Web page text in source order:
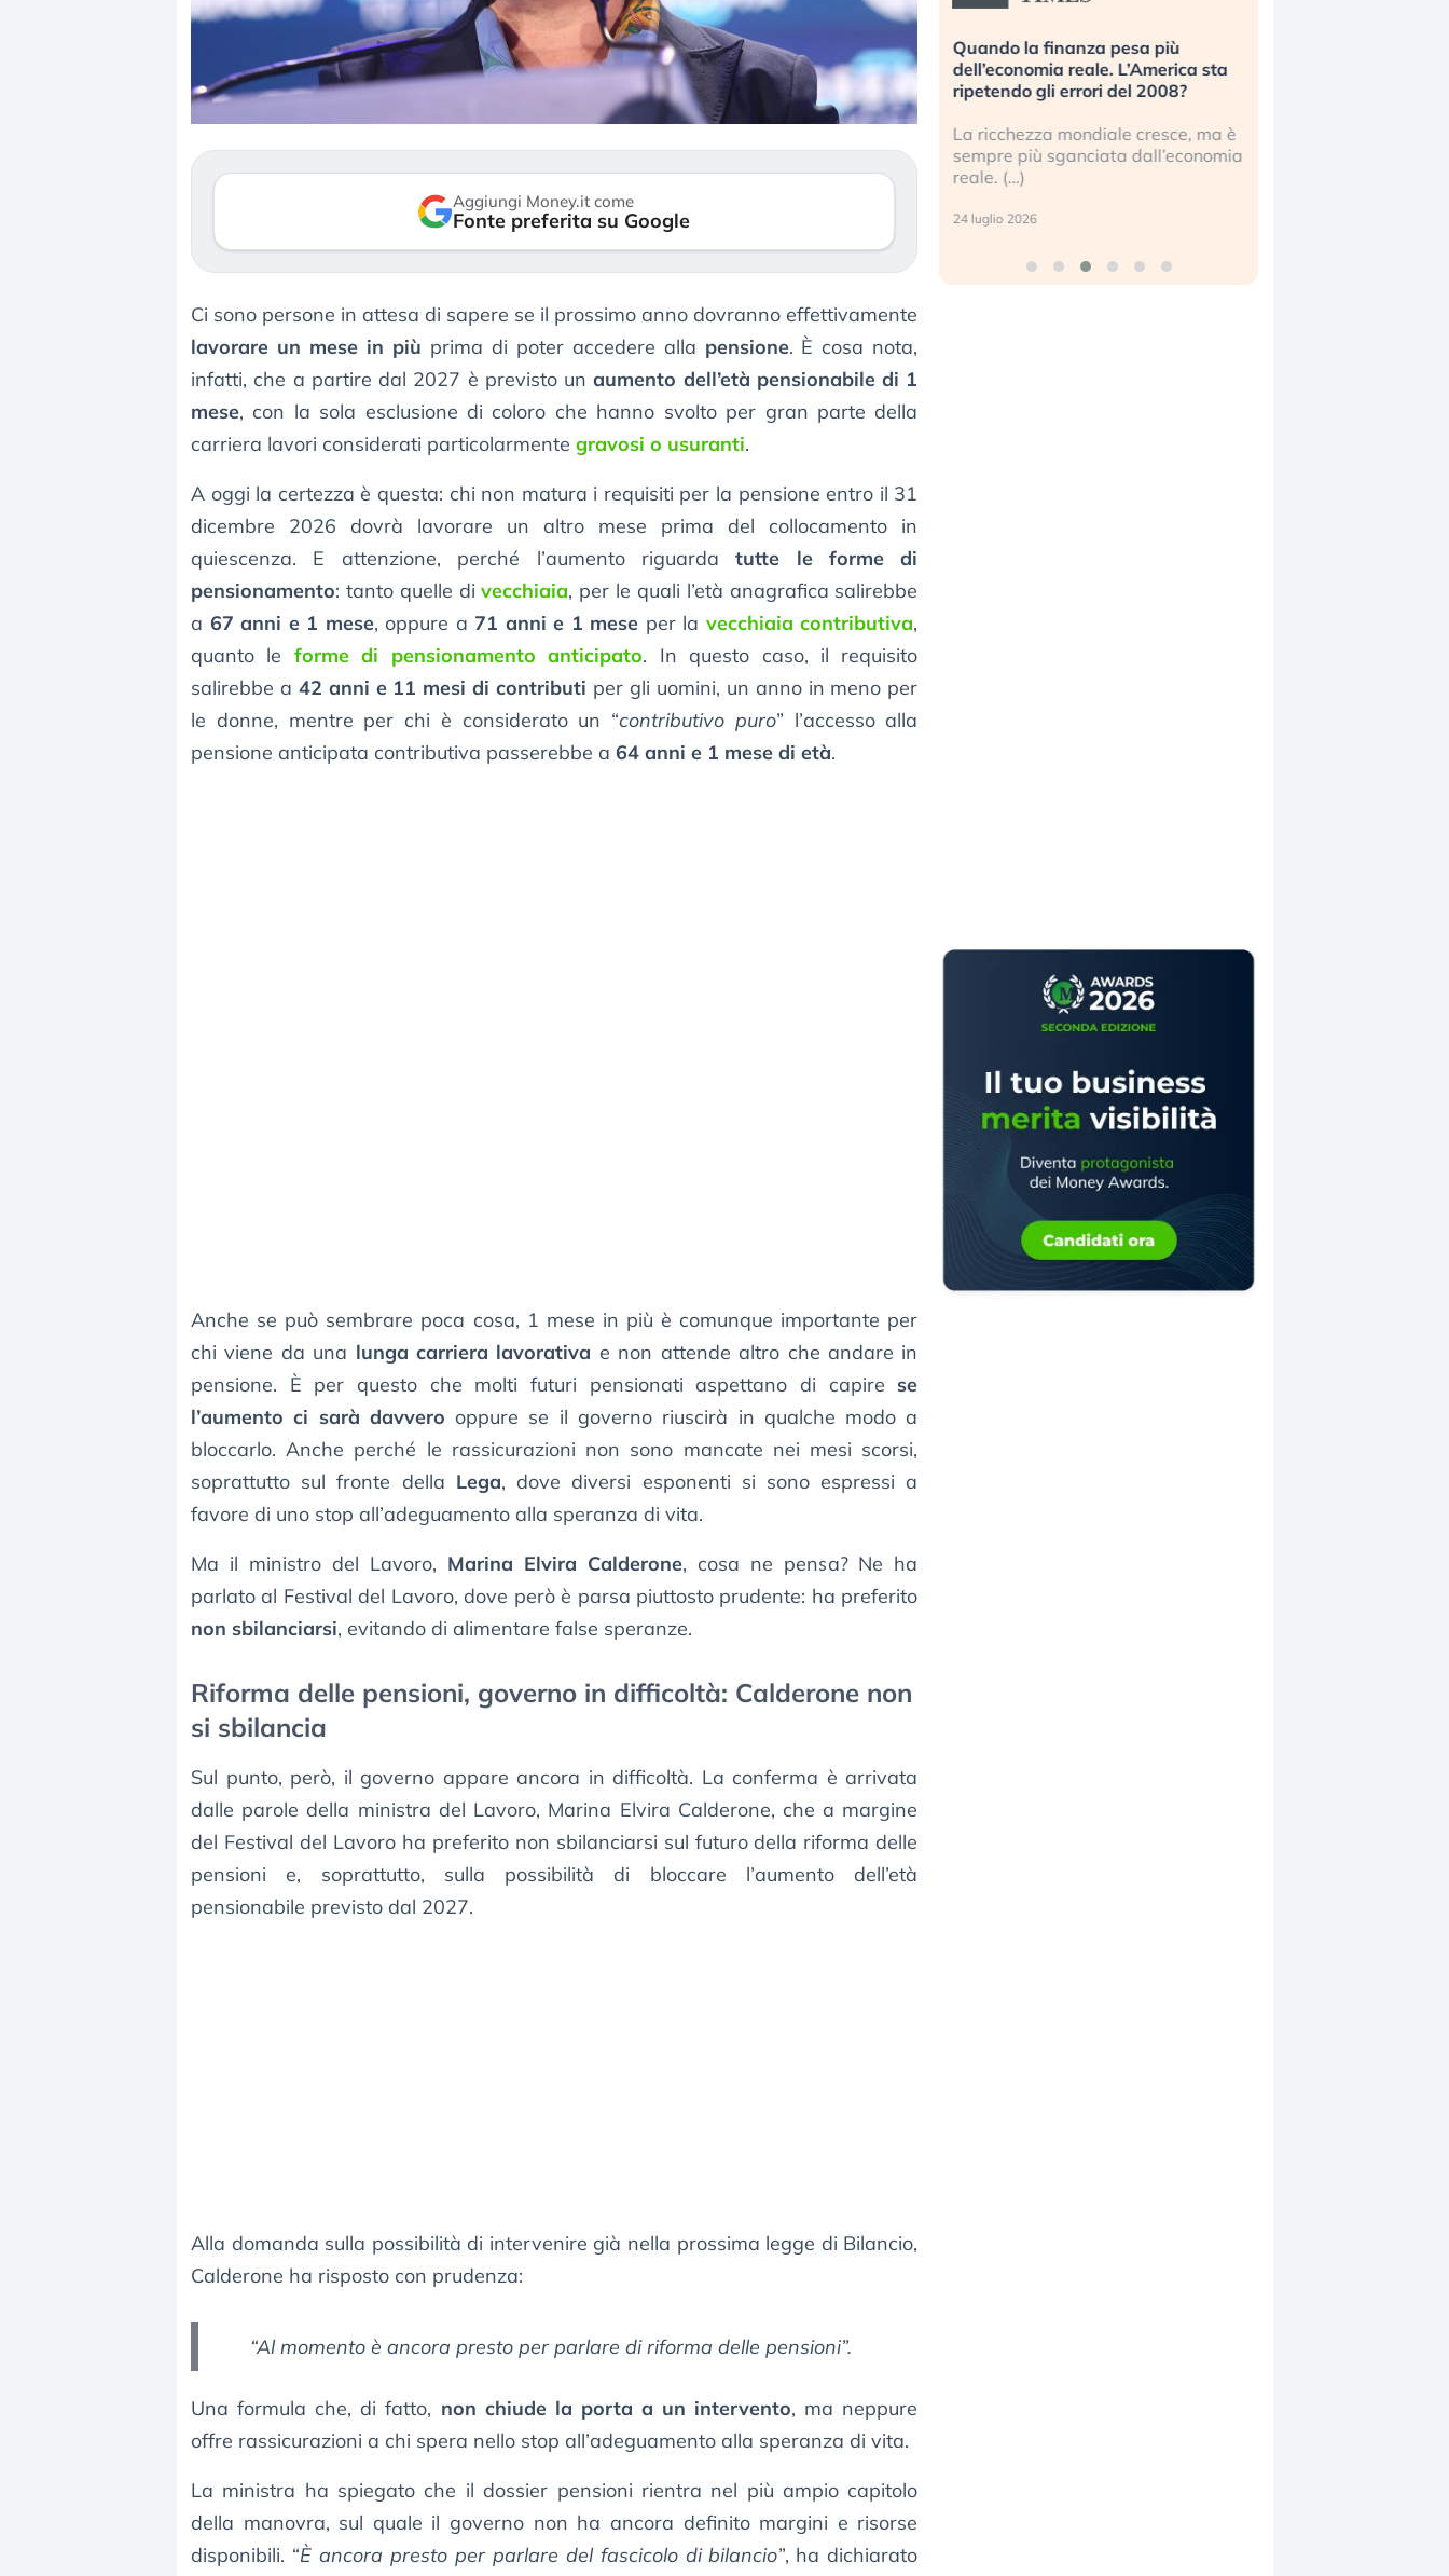
Aggiungi Money.it come
Fonte preferita su Google
Ci sono persone in attesa di sapere se il prossimo anno dovranno effettivamente
lavorare un mese in più prima di poter accedere alla pensione. È cosa nota,
infatti, che a partire dal 2027 è previsto unaumento dell’età pensionabile di 1
mese, con la sola esclusione di coloro che hanno svolto per gran parte della
carriera lavori considerati particolarmente gravosi o usuranti.
A oggi la certezza è questa: chi non matura i requisiti per la pensione entro il 31
dicembre 2026 dovrà lavorare un altro mese prima del collocamento in
quiescenza. E attenzione, perché l’aumento riguardatutte le forme di
pensionamento: tanto quelle divecchiaia, per le quali l’età anagrafica salirebbe
a 67 anni e 1 mese, oppure a 71 anni e 1 mese per la vecchiaia contributiva,
quanto le forme di pensionamento anticipato. In questo caso, il requisito
salirebbe a 42 anni e 11 mesi di contributi per gli uomini, un anno in meno per
le donne, mentre per chi è considerato un “contributivo puro” l’accesso alla
pensione anticipata contributiva passerebbe a 64 anni e 1 mese di età.
Anche se può sembrare poca cosa, 1 mese in più è comunque importante per
chi viene da una lunga carriera lavorativa e non attende altro che andare in
pensione. È per questo che molti futuri pensionati aspettano di capire se
l’aumento ci sarà davvero oppure se il governo riuscirà in qualche modo a
bloccarlo. Anche perché le rassicurazioni non sono mancate nei mesi scorsi,
soprattutto sul fronte della Lega, dove diversi esponenti si sono espressi a
favore di uno stop all’adeguamento alla speranza di vita.
Ma il ministro del Lavoro, Marina Elvira Calderone, cosa ne pensa? Ne ha
parlato al Festival del Lavoro, dove però è parsa piuttosto prudente: ha preferito
non sbilanciarsi, evitando di alimentare false speranze.
Riforma delle pensioni, governo in difficoltà: Calderone non
si sbilancia
Sul punto, però, il governo appare ancora in difficoltà. La conferma è arrivata
dalle parole della ministra del Lavoro, Marina Elvira Calderone, che a margine
del Festival del Lavoro ha preferito non sbilanciarsi sul futuro della riforma delle
pensioni e, soprattutto, sulla possibilità di bloccare l’aumento dell’età
pensionabile previsto dal 2027.
Alla domanda sulla possibilità di intervenire già nella prossima legge di Bilancio,
Calderone ha risposto con prudenza:
“Al momento è ancora presto per parlare di riforma delle pensioni”.
Una formula che, di fatto, non chiude la porta a un intervento, ma neppure
offre rassicurazioni a chi spera nello stop all’adeguamento alla speranza di vita.
La ministra ha spiegato che il dossier pensioni rientra nel più ampio capitolo
della manovra, sul quale il governo non ha ancora definito margini e risorse
disponibili. “È ancora presto per parlare del fascicolo di bilancio”, ha dichiarato
Dalle valutazioni estreme alla
correzione. Cosa sta guidando il
repricing degli asset?
mostrando segni di stanchezza
verso le (…)
«La mia vita è rovinata». Investitori
in preda al panico dopo lo scoppio
della bolla AI
Kospi, mentre gli investitori retail (…)
30 luglio 2026
Quando la finanza pesa più
dell’economia reale. L’America sta
ripetendo gli errori del 2008?
La ricchezza mondiale cresce, ma è
sempre più sganciata dall’economia
reale. (…)
24 luglio 2026